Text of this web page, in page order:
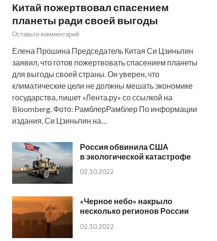
Китай пожертвовал спасением
планеты ради своей выгоды
Оставьте комментарий
Елена Прошина Председатель Китая Си Цзиньпин
заявил, что готов пожертвовать спасением планеты
для выгоды своей страны. Он уверен, что
климатические цели не должны мешать экономике
государства, пишет «Лента.ру» со ссылкой на
Bloomberg. Фото: РамблерРамблер По информации
издания, Си Цзиньпин на…
Россия обвинила США
в экологической катастрофе
02.10.2022
«Черное небо» накрыло
несколько регионов России
02.10.2022